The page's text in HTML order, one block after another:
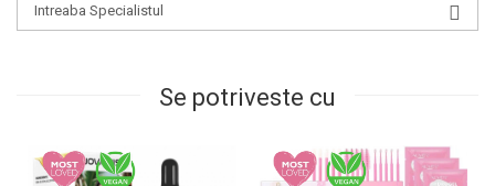
Intreaba Specialistul
Se potriveste cu